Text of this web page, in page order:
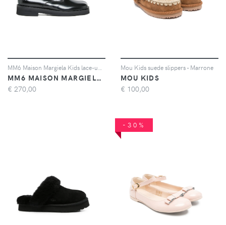
MM6 MAISON MARGIELA KIDS
€ 270,00
Mou Kids suede slippers - Marrone
MOU KIDS
€ 100,00
-30%